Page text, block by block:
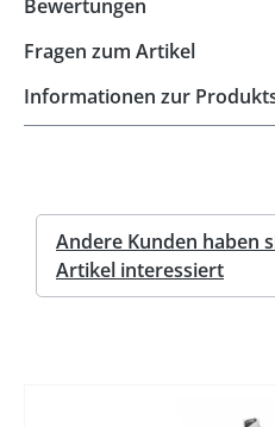
Bewertungen
Fragen zum Artikel
Informationen zur
Andere Kunden haben
Artikel interessiert